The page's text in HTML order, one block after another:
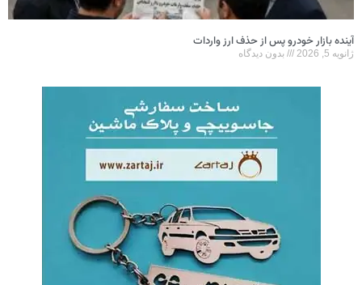
آینده بازار خودرو پس از حذف ارز واردات
ژانویه 5, 2026 بدون دیدگاه